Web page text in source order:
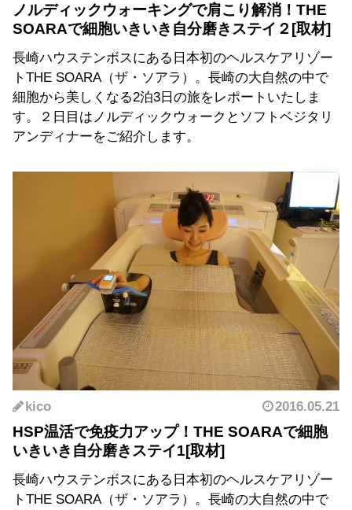
ノルディックウォーキングで肩こり解消！THE
SOARAで細胞いきいき自分磨きステイ２
長崎ハウステンボスにある日本初のヘルスケアリゾー
トTHE SOARA（ザ・ソアラ）。長崎の大自然の中で
細胞から美しくなる2泊3日の旅をレポートいたしま
す。２日目はノルディックウォークとソフトベジタリ
アンディナーをご紹介します。
kico 2016.05.21
HSP温活で免疫力アップ！THE SOARAで細胞
いきいき自分磨きステイ1
長崎ハウステンボスにある日本初のヘルスケアリゾー
トTHE SOARA（ザ・ソアラ）。長崎の大自然の中で